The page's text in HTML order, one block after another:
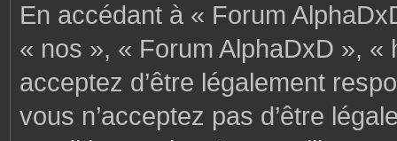
En accédant à « Forum
« nos », « Forum AlphaDxD »,
acceptez d’être légalement
vous n’acceptez pas d’être